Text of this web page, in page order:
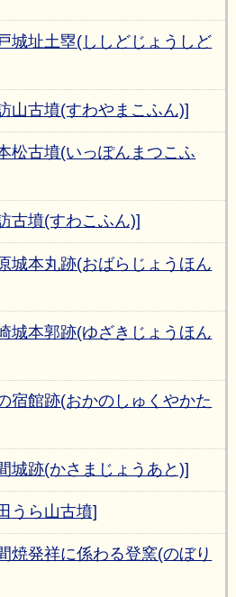
城址土塁(ししどじょうしど
山古墳(すわやまこふん)]
松古墳(いっぽんまつこふ
古墳(すわこふん)]
城本丸跡(おばらじょうほん
城本郭跡(ゆざきじょうほん
宿館跡(おかのしゅくやかた
城跡(かさまじょうあと)]
うら山古墳]
焼発祥に係わる登窯(のぼり